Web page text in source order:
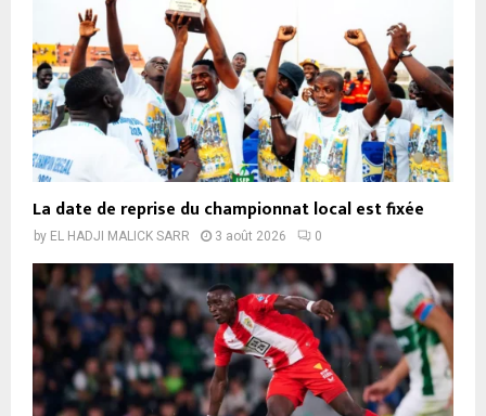
La date de reprise du championnat local est fixée
by EL HADJI MALICK SARR 3 août 2026 0